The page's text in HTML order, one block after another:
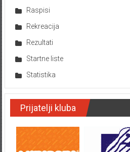
Raspisi
Rekreacija
Rezultati
Startne liste
Statistika
Prijatelji kluba